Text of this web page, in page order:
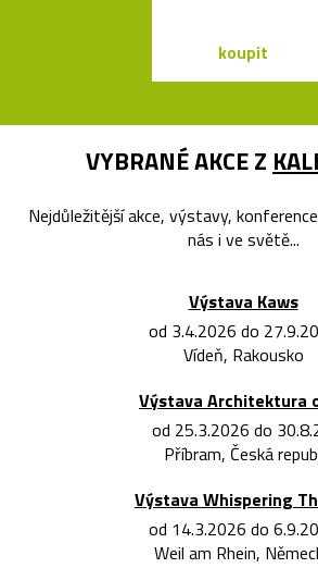
koupit
VYBRANÉ AKCE Z
Nejdůležitější akce, výstavy,
nás i ve světě...
Výstava Kaws
od 3.4.2026 do
Vídeň, Rakousko
Výstava Architektura
od 25.3.2026 do
Příbram, Česká
Výstava Whispering
od 14.3.2026 do
Weil am Rhein,